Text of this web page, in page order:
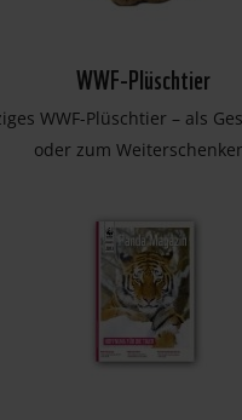
WWF-Plüschtier
WWF-Plüschtier – als
oder zum